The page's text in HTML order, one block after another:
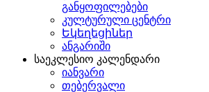
განყოფილებები
კულტურული ცენტრი
Եկեղեցիներ
ანგარიში
საეკლესიო კალენდარი
იანვარი
თებერვალი